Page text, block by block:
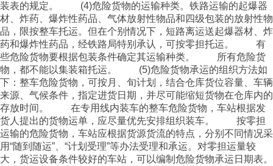
装表的规定。 (4)危险货物的运输种类。铁路运输的起爆器
材、炸药、爆炸性药品、气体放射性物品和四级包装的放射性物
品，限按整车托运。但在个别情况下，短路离运送起爆器材、炸
药和爆炸性药品，经铁路局特别承认，可按零担托运。 有
些危险货物要根据包装条件确定其运输种类。 所有危险货
物，都不能以集装箱托运。 (5)危险货物承运的组织方法如
下：整车危险货物，可按月、旬计划，结合仓库货位容量、车辆
来源、气候条件，指定进货日期，并尽可能缩短货物在仓库内的
存放时间。 在专用线内装车的整车危险货物，车站根据发
货人提出的货物运单，应尽量优先安排组织装车。 按零担
运输的危险货物，车站应根据货源货流的特点，分别不同情况采
用“随到随运”、“计划受理”等办法受理和承运。对零担运量较
大，货运设备条件较好的车站，可以编制危险货物承运日期表。